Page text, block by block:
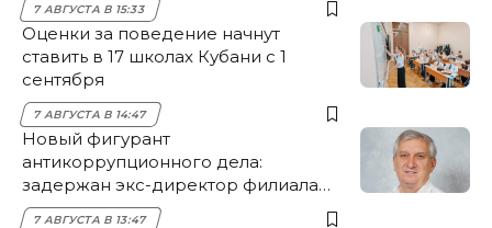
7 АВГУСТА В 15:33
Оценки за поведение начнут
ставить в 17 школах Кубани с 1
сентября
7 АВГУСТА В 14:47
Новый фигурант
антикоррупционного дела:
задержан экс-директор филиала
НЭСК Крымска
7 АВГУСТА В 13:47